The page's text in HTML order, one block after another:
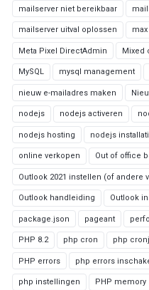
mailserver niet bereikbaar
mailserver uitval oplossen
Meta Pixel DirectAdmin Mixed
MySQL mysql management
nieuw e-mailadres maken
nodejs nodejs activeren
nodejs hosting nodejs
online verkopen Out of office
Outlook 2021 instellen (of andere
Outlook handleiding Outlook
package.json pageant
PHP 8.2 php cron php
PHP errors php errors
php instellingen PHP memory